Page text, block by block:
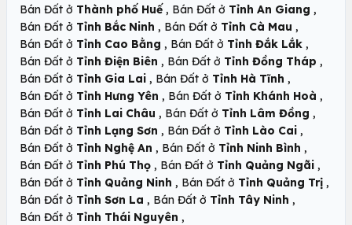
Bán Đất ở Thành phố Huế , Bán Đất ở Tỉnh An Giang ,
Bán Đất ở Tỉnh Bắc Ninh , Bán Đất ở Tỉnh Cà Mau ,
Bán Đất ở Tỉnh Cao Bằng , Bán Đất ở Tỉnh Đắk Lắk ,
Bán Đất ở Tỉnh Điện Biên , Bán Đất ở Tỉnh Đồng Tháp ,
Bán Đất ở Tỉnh Gia Lai , Bán Đất ở Tỉnh Hà Tĩnh ,
Bán Đất ở Tỉnh Hưng Yên , Bán Đất ở Tỉnh Khánh Hoà ,
Bán Đất ở Tỉnh Lai Châu , Bán Đất ở Tỉnh Lâm Đồng ,
Bán Đất ở Tỉnh Lạng Sơn , Bán Đất ở Tỉnh Lào Cai ,
Bán Đất ở Tỉnh Nghệ An , Bán Đất ở Tỉnh Ninh Bình ,
Bán Đất ở Tỉnh Phú Thọ , Bán Đất ở Tỉnh Quảng Ngãi ,
Bán Đất ở Tỉnh Quảng Ninh , Bán Đất ở Tỉnh Quảng Trị ,
Bán Đất ở Tỉnh Sơn La , Bán Đất ở Tỉnh Tây Ninh ,
Bán Đất ở Tỉnh Thái Nguyên ,